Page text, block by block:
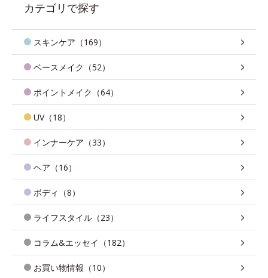
カテゴリで探す
スキンケア（169）
ベースメイク（52）
ポイントメイク（64）
UV（18）
インナーケア（33）
ヘア（16）
ボディ（8）
ライフスタイル（23）
コラム&エッセイ（182）
お買い物情報（10）